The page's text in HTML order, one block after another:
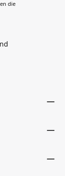
die